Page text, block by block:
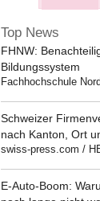
Top News
FHNW:
Bildungssystem
Fachhochschule
Schweizer
nach Kanton, Ort
swiss-press.com /
E-Auto-Boom: